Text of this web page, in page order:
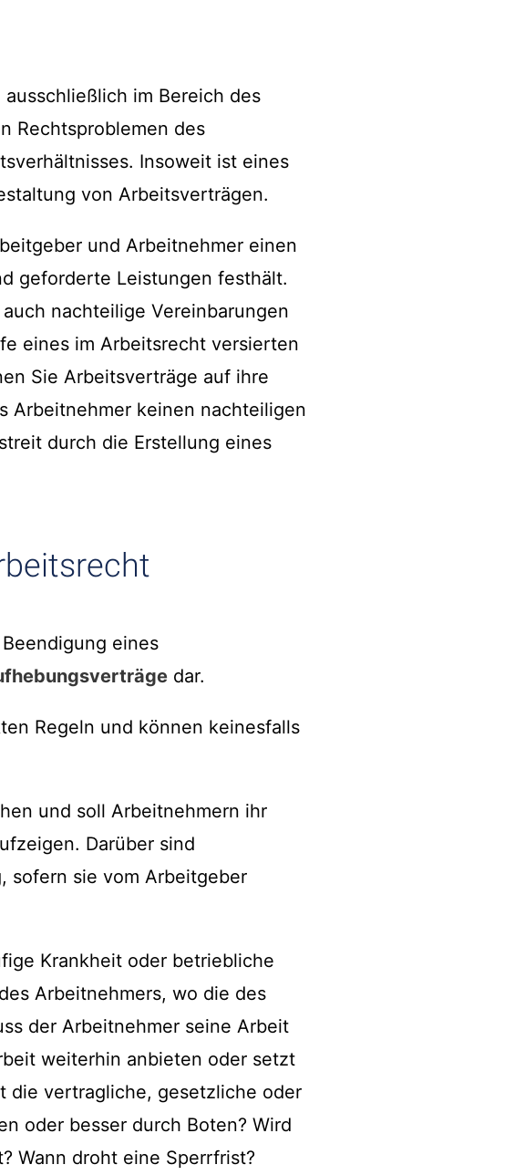
im Bereich des
Rechtsproblemen des
Insoweit ist eines
von Arbeitsverträgen.
und Arbeitnehmer einen
geforderte Leistungen festhält.
nachteilige Vereinbarungen
eines im Arbeitsrecht versierten
Sie Arbeitsverträge auf ihre
Arbeitnehmer keinen nachteiligen
durch die Erstellung eines
eines
dar.
Regeln und können keinesfalls
und soll Arbeitnehmern ihr
Darüber sind
sofern sie vom Arbeitgeber
Krankheit oder betriebliche
Arbeitnehmers, wo die des
der Arbeitnehmer seine Arbeit
weiterhin anbieten oder setzt
die vertragliche, gesetzliche oder
oder besser durch Boten? Wird
Wann droht eine Sperrfrist?